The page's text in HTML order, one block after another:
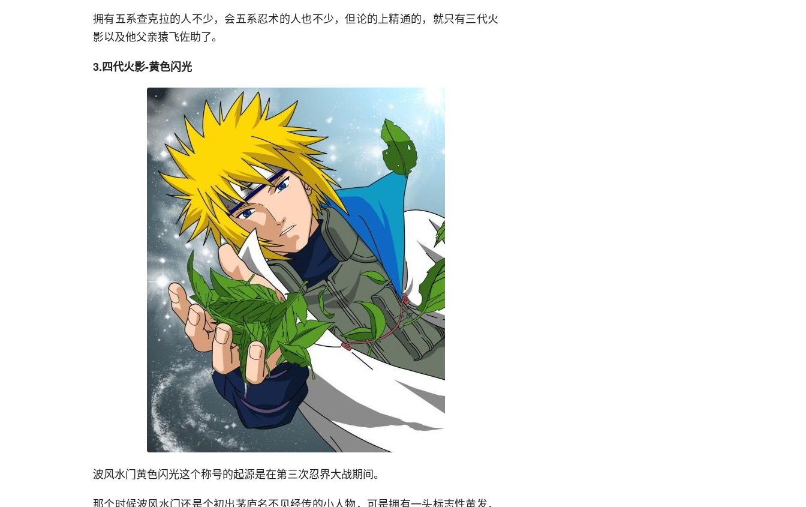
拥有五系查克拉的人不少，会五系忍术的人也不少，但论的上精通的，就只有三代火
影以及他父亲猿飞佐助了。
3.四代火影-黄色闪光
波风水门黄色闪光这个称号的起源是在第三次忍界大战期间。
那个时候波风水门还是个初出茅庐名不见经传的小人物，可是拥有一头标志性黄发，